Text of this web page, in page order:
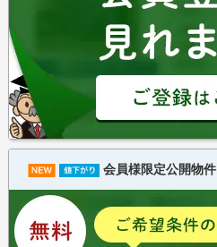
会員様限定公開物件